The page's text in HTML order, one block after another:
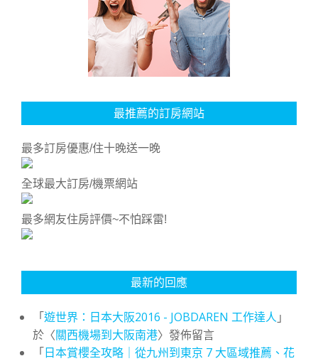
最推薦的訂房網站
最多訂房優惠/住十晚送一晚
全球最大訂房/機票網站
最多網友住房評價~不怕踩雷!
最新的回應
「遊世界：日本大阪2016 - JOBDAREN 工作達人 」
於〈關西機場到大阪南港〉發佈留言
「日本賞櫻全攻略｜從九州到東京 7 大區域推薦、花